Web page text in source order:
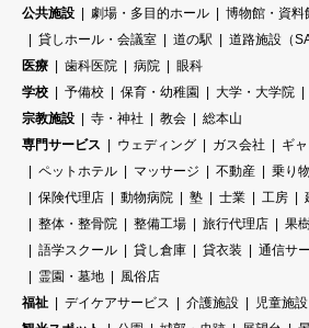
公共施設
劇場・多目的ホール 博物館・資料
貸しホール・会議室
道の駅 道路施設（
医療
歯科医院 病院
眼科
学校
予備校 保育・幼稚園 大学・大学院
宗教施設
寺・神社 教会
総本山
専門サービス
ウェディング ガス会社 ギ
ペットホテル
マッサージ 不動産 乗り物
保険代理店
動物病院 塾 士業 工房
整体・整骨院
整備工場 旅行代理店 果
語学スクール
貸し倉庫 貸衣装 通信サ
霊園・墓地
風俗店
福祉
デイケアサービス 介護施設 児童施設